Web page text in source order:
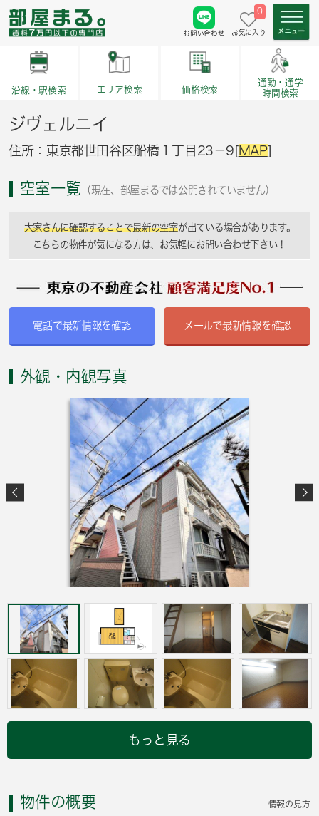
お問い合わせ
0
お気に入り
沿線・駅検索 エリア検索 価格検索
通勤・通学
時間検索
ジヴェルニイ
住所：東京都世田谷区船橋１丁目23－9[MAP]
空室一覧 （現在、部屋まるでは公開されていません）
大家さんに確認することで最新の空室が出ている場合があります。
こちらの物件が気になる方は、お気軽にお問い合わせ下さい！
電話で最新情報を確認 メールで最新情報を確認
外観・内観写真
もっと見る
物件の概要 情報の見方